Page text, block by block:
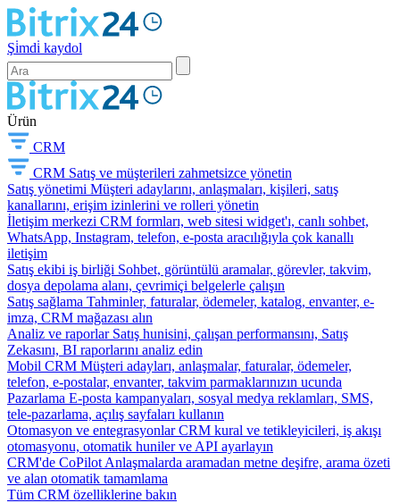
Şi̇mdi̇ kaydol
Ürün
CRM
CRM Satış ve müşterileri zahmetsizce yönetin
Satış yönetimi Müşteri adaylarını, anlaşmaları, kişileri, satış
kanallarını, erişim izinlerini ve rolleri yönetin
İletişim merkezi CRM formları, web sitesi widget'ı, canlı sohbet,
WhatsApp, Instagram, telefon, e-posta aracılığıyla çok kanallı
iletişim
Satış ekibi iş birliği Sohbet, görüntülü aramalar, görevler, takvim,
dosya depolama alanı, çevrimiçi belgelerle çalışın
Satış sağlama Tahminler, faturalar, ödemeler, katalog, envanter, e-
imza, CRM mağazası alın
Analiz ve raporlar Satış hunisini, çalışan performansını, Satış
Zekasını, BI raporlarını analiz edin
Mobil CRM Müşteri adayları, anlaşmalar, faturalar, ödemeler,
telefon, e-postalar, envanter, takvim parmaklarınızın ucunda
Pazarlama E-posta kampanyaları, sosyal medya reklamları, SMS,
tele-pazarlama, açılış sayfaları kullanın
Otomasyon ve entegrasyonlar CRM kural ve tetikleyicileri, iş akışı
otomasyonu, otomatik huniler ve API ayarlayın
CRM'de CoPilot Anlaşmalarda aramadan metne deşifre, arama özeti
ve alan otomatik tamamlama
Tüm CRM özelliklerine bakın